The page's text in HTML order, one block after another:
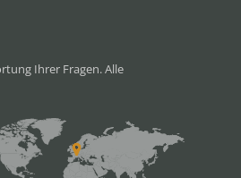
Ihrer Fragen. Alle